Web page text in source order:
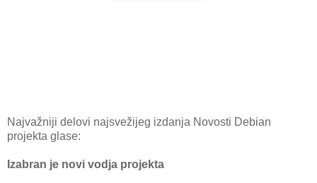
Najvažniji delovi najsvežijeg izdanja Novosti Debian
projekta glase:
Izabran je novi vodja projekta